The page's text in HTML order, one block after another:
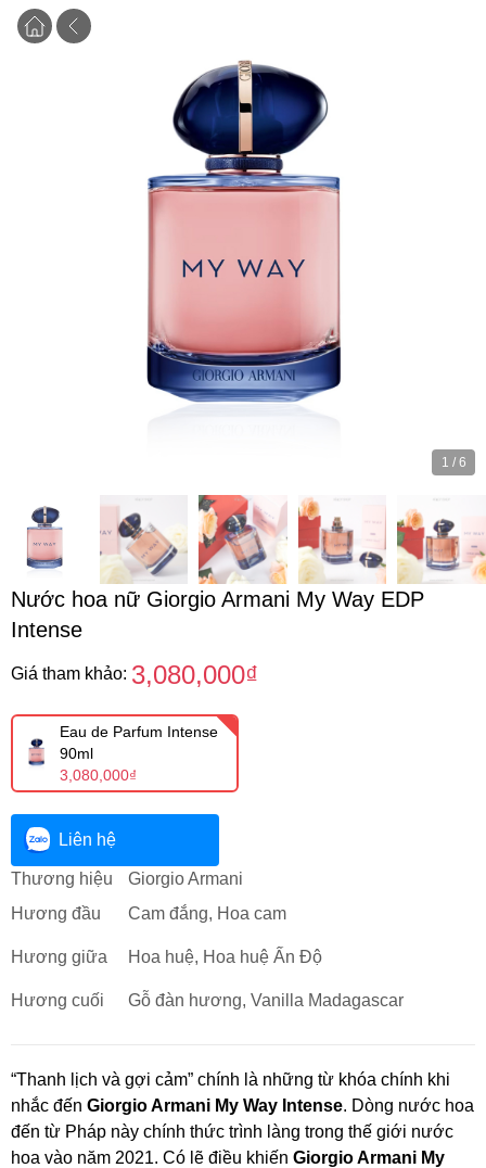
1 / 6
Nước hoa nữ Giorgio Armani My Way EDP
Intense
Giá tham khảo: 3,080,000₫
Eau de Parfum Intense
90ml
3,080,000₫
Liên hệ
Thương hiệu
Giorgio Armani
Hương đầu
Cam đắng, Hoa cam
Hương giữa Hoa huệ, Hoa huệ Ấn Độ
Hương cuối Gỗ đàn hương, Vanilla Madagascar
“Thanh lịch và gợi cảm” chính là những từ khóa chính khi
nhắc đến Giorgio Armani My Way Intense. Dòng nước hoa
đến từ Pháp này chính thức trình làng trong thế giới nước
hoa vào năm 2021. Có lẽ điều khiến Giorgio Armani My